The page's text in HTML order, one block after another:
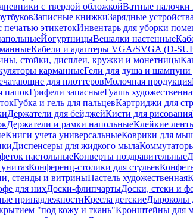
с твердой обложкойВатные палочки
Записные книжкиЗарядные устройства
печатью этикетокИнвентарь для уборки
ЙогуртницыВешалки настенные
Кабели и адаптеры VGA/SVGA (D-
стойки, дисплеи, кружки и монетницы
карманныеГели для душа и шампуни
для плоттеровМолочная продукция
папокГрифели запасныеГуашь
Губка и гель для пальцевКартриджи для
Держатели для бейджейКисти для рисования
Держатели и рамки напольныеКлейкие
Книги учета универсальныеКоврики для
Диспенсеры для жидкого мыла
настольныеКонверты поздравительные
Конференц-столики для стульев
стенды и витриныПастель художественная
для нихДоски-флипчартыДоски, стеки и
принадлежностиКресла детскиеДыроколы
"под кожу и ткань"Кронштейны для